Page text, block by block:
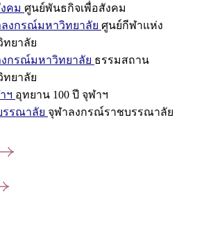
คม ศูนย์พันธกิจเพื่อสังคม
งกรณ์มหาวิทยาลัย ศูนย์กีฬาแห่ง
ยาลัย
กรณ์มหาวิทยาลัย ธรรมสถาน
ยาลัย
ฯ อุทยาน 100 ปี จุฬาฯ
รรณาลัย จุฬาลงกรณ์ราชบรรณาลัย